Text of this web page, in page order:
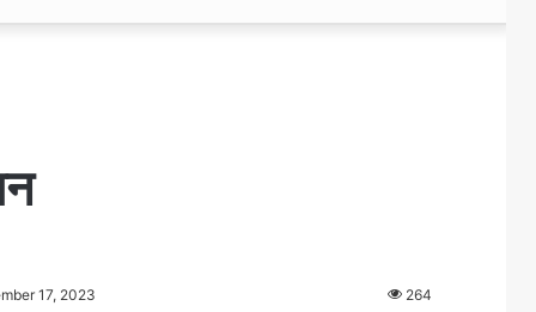
17, 2023 264